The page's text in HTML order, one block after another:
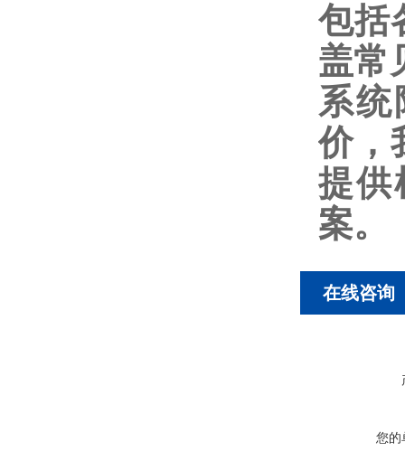
包括
盖常
系
价，
提供
案。
在线咨询
您的